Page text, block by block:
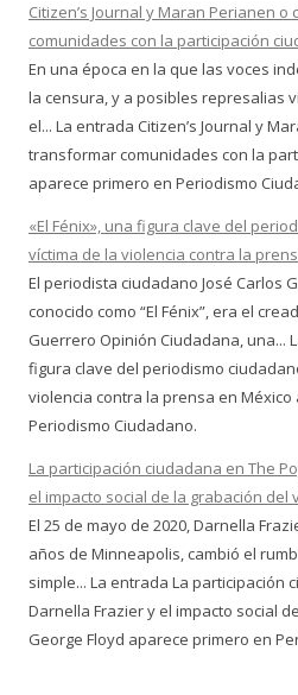
Citizen’s Journal y Maran Perianen
comunidades con la participación
En una época en la que las voces
la censura, y a posibles represalias
el... La entrada Citizen’s Journal y
transformar comunidades con la
aparece primero en Periodismo
«El Fénix», una figura clave del
víctima de la violencia contra la
El periodista ciudadano José Carlos
conocido como “El Fénix”, era el
Guerrero Opinión Ciudadana, una...
figura clave del periodismo
violencia contra la prensa en
Periodismo Ciudadano.
La participación ciudadana en The
el impacto social de la grabación del
El 25 de mayo de 2020, Darnella
años de Minneapolis, cambió el
simple... La entrada La participación
Darnella Frazier y el impacto social
George Floyd aparece primero en